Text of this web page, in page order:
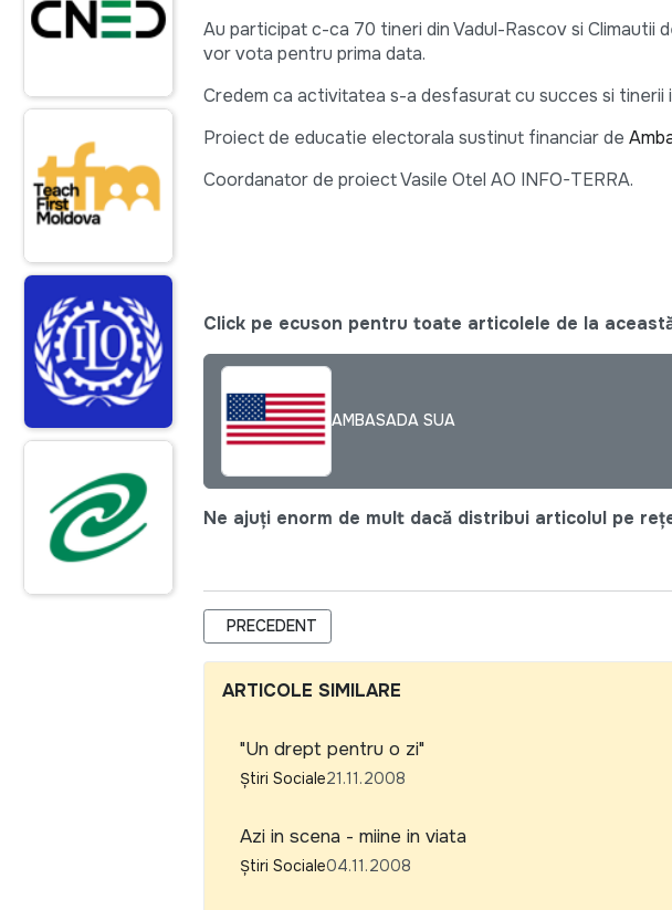
Au participat c-ca 70 tineri din Vadul-Rascov si Climautii
vor vota pentru prima data.
Credem ca activitatea s-a desfasurat cu succes si tinerii
Proiect de educatie electorala sustinut financiar de
Coordanator de proiect Vasile Otel AO INFO-TERRA.
Click pe ecuson pentru toate articolele de la
AMBASADA SUA
Ne ajuți enorm de mult dacă distribui articolul pe
ARTICOL PRECEDENT: "GHIDUL DE STIL CU NORME ETICE
PRECEDENT
ARTICOLE SIMILARE
"Un drept pentru o zi"
Știri Sociale21.11.2008
Azi in scena - miine in viata
Știri Sociale04.11.2008